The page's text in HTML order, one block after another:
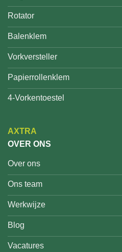
Rotator
Balenklem
Vorkversteller
Papierrollenklem
4-Vorkentoestel
AXTRA
OVER ONS
Over ons
Ons team
Werkwijze
Blog
Vacatures